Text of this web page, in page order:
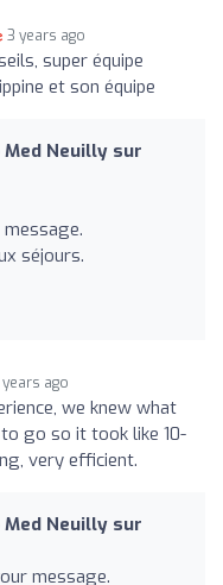
3 years ago
super équipe
et son équipe
Med Neuilly sur
séjours.
years ago
we knew what
go so it took like 10-
very efficient.
Med Neuilly sur
message.